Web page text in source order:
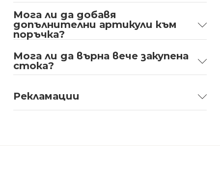
Мога ли да добавя
допълнителни артикули към
поръчка?
Мога ли да върна вече закупена
стока?
Рекламации